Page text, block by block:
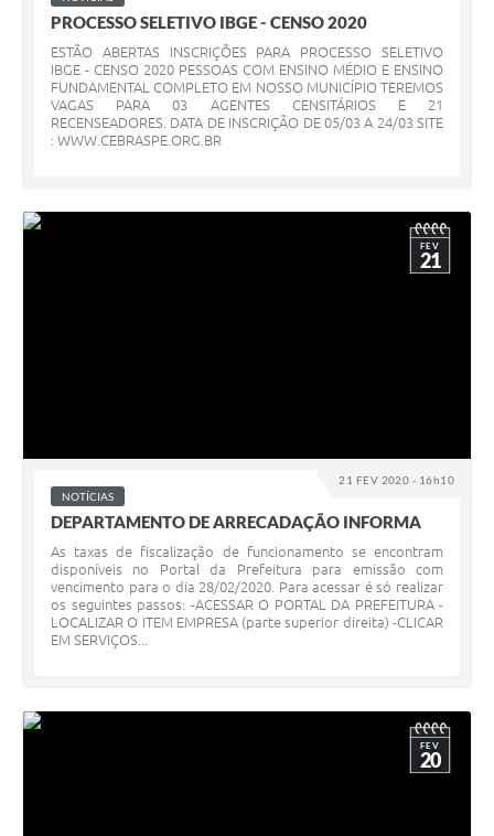
PROCESSO SELETIVO IBGE - CENSO 2020
ESTÃO ABERTAS INSCRIÇÕES PARA PROCESSO SELETIVO
IBGE - CENSO 2020 PESSOAS COM ENSINO MÉDIO E ENSINO
FUNDAMENTAL COMPLETO EM NOSSO MUNICÍPIO TEREMOS
VAGAS PARA 03 AGENTES CENSITÁRIOS E 21
RECENSEADORES. DATA DE INSCRIÇÃO DE 05/03 A 24/03 SITE
: WWW.CEBRASPE.ORG.BR
21 FEV 2020 - 16h10
FEV
21
NOTÍCIAS
DEPARTAMENTO DE ARRECADAÇÃO INFORMA
As taxas de fiscalização de funcionamento se encontram
disponíveis no Portal da Prefeitura para emissão com
vencimento para o dia 28/02/2020. Para acessar é só realizar
os seguintes passos: -ACESSAR O PORTAL DA PREFEITURA -
LOCALIZAR O ITEM EMPRESA (parte superior direita) -CLICAR
EM SERVIÇOS...
FEV
20